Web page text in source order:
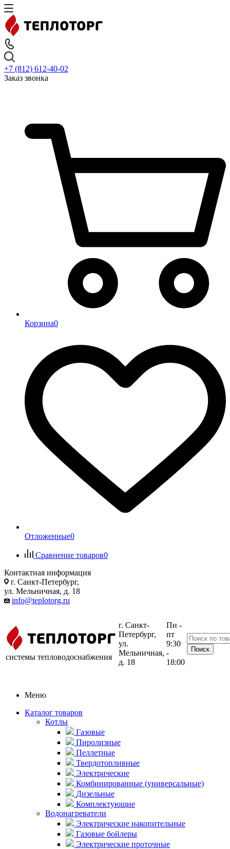
+7 (812) 612-40-02
Заказ звонка
Корзина0
Отложенные0
Сравнение товаров0
Контактная информация
г. Санкт-Петербург,
ул. Мельничная, д. 18
info@teplotorg.ru
системы тепловодоснабжения
г. Санкт-
Петербург,
ул.
Мельничная,
д. 18
Пн -
пт
9:30
-
18:00
Меню
Каталог товаров
Котлы
Газовые
Пиролизные
Пеллетные
Твердотопливные
Электрические
Комбинированные (универсальные)
Дизельные
Комплектующие
Водонагреватели
Электрические накопительные
Газовые бойлеры
Электрические проточные